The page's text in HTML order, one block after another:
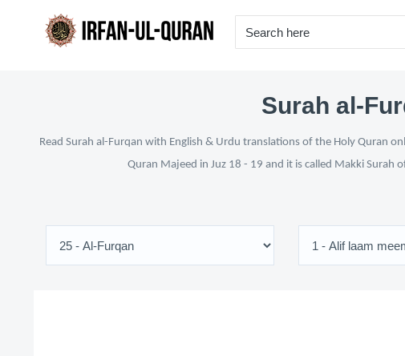
Surah al-
Read Surah al-Furqan with English & Urdu translations of the Holy Quran
Quran Majeed in Juz 18 - 19 and it is called Makki Surah